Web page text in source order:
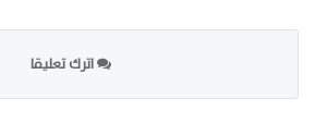
اترك تعليقا